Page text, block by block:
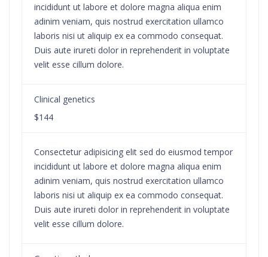
incididunt ut labore et dolore magna aliqua enim
adinim veniam, quis nostrud exercitation ullamco
laboris nisi ut aliquip ex ea commodo consequat.
Duis aute irureti dolor in reprehenderit in voluptate
velit esse cillum dolore.
Clinical genetics
$144
Consectetur adipisicing elit sed do eiusmod tempor
incididunt ut labore et dolore magna aliqua enim
adinim veniam, quis nostrud exercitation ullamco
laboris nisi ut aliquip ex ea commodo consequat.
Duis aute irureti dolor in reprehenderit in voluptate
velit esse cillum dolore.